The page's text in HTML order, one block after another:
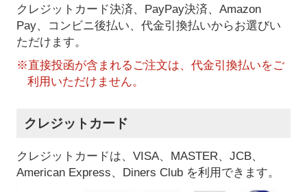
クレジットカード決済、PayPay決済、Amazon
Pay、コンビニ後払い、代金引換払いからお選びい
ただけます。
※直接投函が含まれるご注文は、代金引換払いをご
利用いただけません。
クレジットカード
クレジットカードは、VISA、MASTER、JCB、
American Express、Diners Club を利用できます。